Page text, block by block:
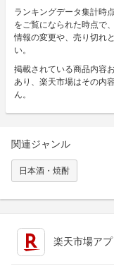
ランキングデータ集計時
をご覧になられた時点で
情報の変更や、売り切れ
い。
掲載されている商品内容
あり、楽天市場はその内
ん。
関連ジャンル
日本酒・焼酎
楽天市場ア